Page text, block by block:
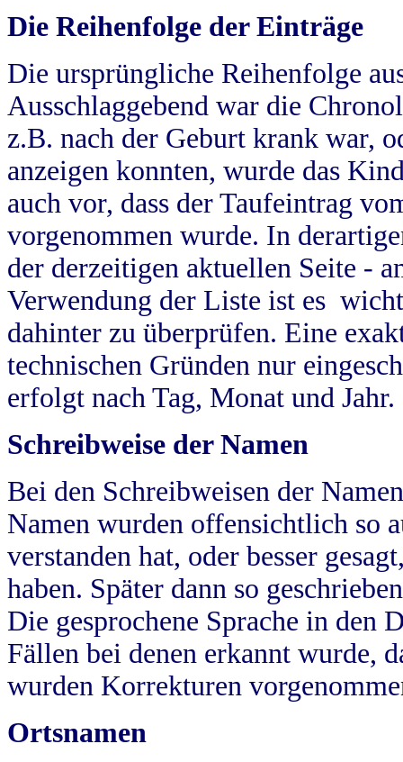
Die Reihenfolge der Einträge
Die ursprüngliche Reihenfolge
Ausschlaggebend war die
z.B. nach der Geburt krank war,
anzeigen konnten, wurde das
auch vor, dass der Taufeintrag
vorgenommen wurde. In
der derzeitigen aktuellen Seite -
Verwendung der Liste ist es
dahinter zu überprüfen. Eine
technischen Gründen nur
erfolgt nach Tag, Monat und Jahr.
Schreibweise der Namen
Bei den Schreibweisen der
Namen wurden offensichtlich so
verstanden hat, oder besser
haben. Später dann so
Die gesprochene Sprache in
Fällen bei denen erkannt wurde,
wurden Korrekturen
Ortsnamen